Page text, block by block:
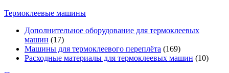
Термоклеевые машины
Дополнительное оборудование для термоклеевых
машин (17)
Машины для термоклеевого переплёта (169)
Расходные материалы для термоклеевых машин (10)